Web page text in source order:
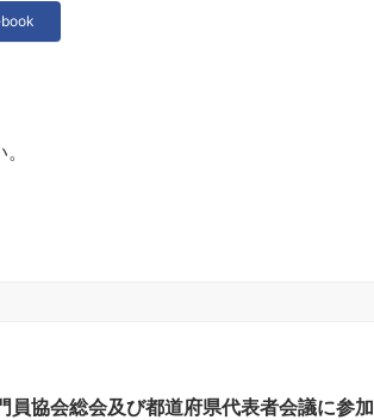
協会総会及び都道府県代表者会議に参加